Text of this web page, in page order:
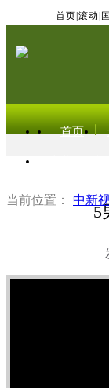
首页 滚动
首页
当前位置： 中新
5